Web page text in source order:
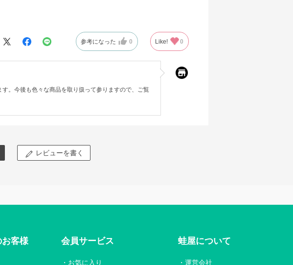
参考になった 0 Like! 0
。今後も色々な商品を取り扱って参りますので、ご覧
レビューを書く
客様
会員サービス
お気に入り
蛙屋について
運営会社